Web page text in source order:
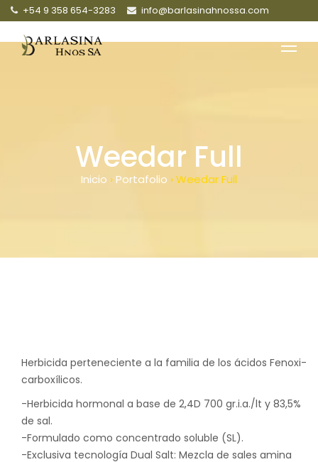
+54 9 358 654-3283 info@barlasinahnossa.com
Weedar Full
Inicio ›Portafolio ›Weedar Full
Herbicida perteneciente a la familia de los ácidos Fenoxi-
carboxílicos.
-Herbicida hormonal a base de 2,4D 700 gr.i.a./lt y 83,5%
de sal.
-Formulado como concentrado soluble (SL).
-Exclusiva tecnología Dual Salt: Mezcla de sales amina